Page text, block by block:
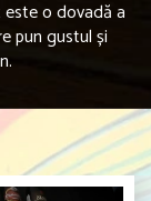
o dovadă a
pun gustul și